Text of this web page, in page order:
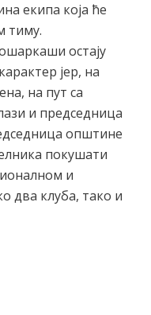
екипа која ће
тиму.
остају
јер, на
на пут са
и председница
општине
покушати
и
два клуба, тако и